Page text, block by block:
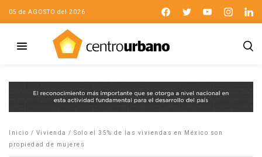
05 de AGOSTO del 2026
Inicio / Vivienda / Solo el 35% de las viviendas en México son
propiedad de mujeres